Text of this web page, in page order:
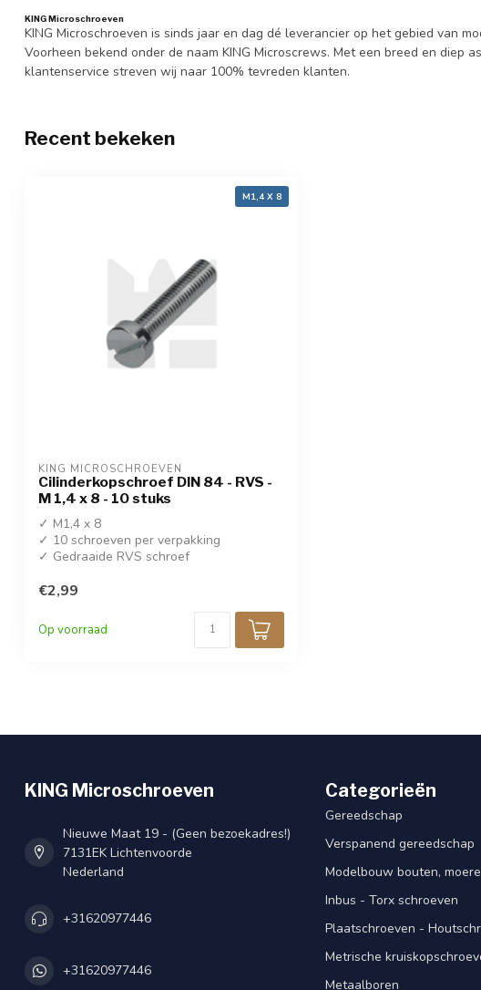
KING Microschroeven
KING Microschroeven is sinds jaar en dag dé leverancier op het gebied van
Voorheen bekend onder de naam KING Microscrews. Met een breed en diep
klantenservice streven wij naar 100% tevreden klanten.
Recent bekeken
M1,4 X 8
KING MICROSCHROEVEN
Cilinderkopschroef DIN 84 - RVS -
M 1,4 x 8 - 10 stuks
✓ M1,4 x 8
✓ 10 schroeven per verpakking
✓ Gedraaide RVS schroef
€2,99
Op voorraad
KING Microschroeven
Nieuwe Maat 19 - (Geen bezoekadres!)
7131EK Lichtenvoorde
Nederland
+31620977446
+31620977446
Categorieën
Gereedschap
Verspanend gereedschap
Modelbouw bouten,
Inbus - Torx schroeven
Plaatschroeven -
Metrische
Metaalboren